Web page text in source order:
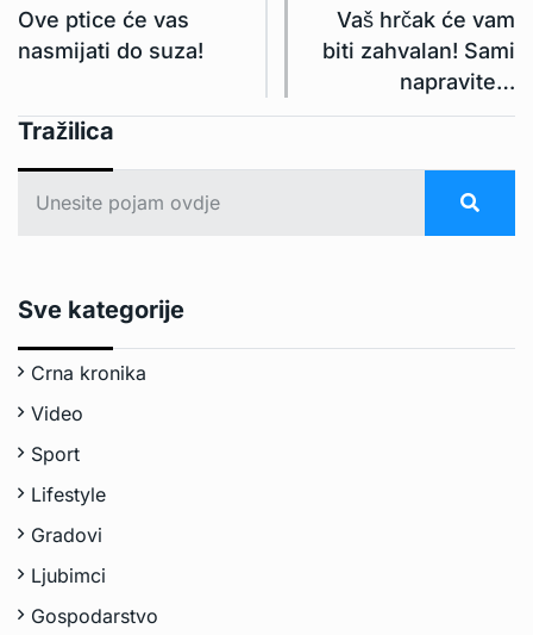
Ove ptice će vas
nasmijati do suza!
Vaš hrčak će vam
biti zahvalan! Sami
napravite…
Tražilica
Sve kategorije
Crna kronika
Video
Sport
Lifestyle
Gradovi
Ljubimci
Gospodarstvo